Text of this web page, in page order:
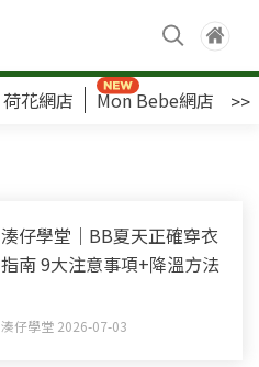
荷花網店 Mon Bebe網店 >>
湊仔學堂｜BB夏天正確穿衣
指南 9大注意事項+降溫方法
湊仔學堂 2026-07-03